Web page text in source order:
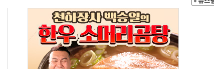
짝'
선물 1%대 상승